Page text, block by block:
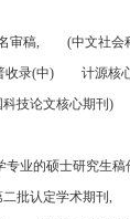
审稿,
(中文社会
收录(中)
计源核
技论文核心期刊)
专业的硕士研究生
批认定学术期刊,